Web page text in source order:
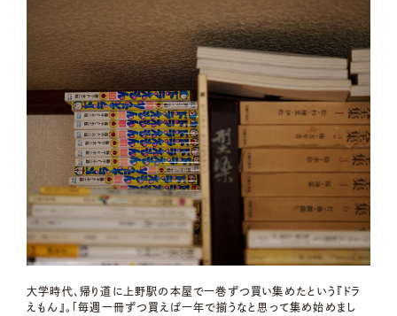
大学時代、帰り道に上野駅の本屋で一巻ずつ買い集めたという『ドラ
えもん』。「毎週一冊ずつ買えば一年で揃うなと思って集め始めまし